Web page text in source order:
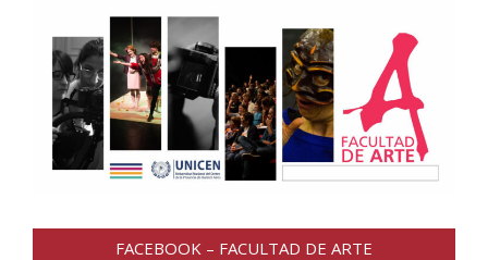
FACEBOOK – FACULTAD DE ARTE